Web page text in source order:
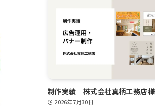
制作実績 株式会社真柄工務店様
2026年7月30日